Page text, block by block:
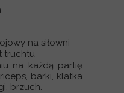
na siłowni
truchtu
na każdą partię
barki, klatka
brzuch.